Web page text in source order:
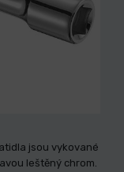
jsou vykované
leštěný chrom.